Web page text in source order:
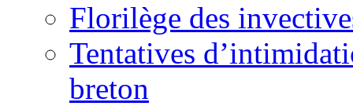
Florilège des
Tentatives
breton